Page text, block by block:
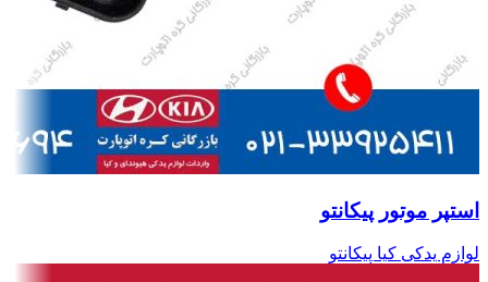
استپر موتور پیکانتو
لوازم یدکی کیا پیکانتو